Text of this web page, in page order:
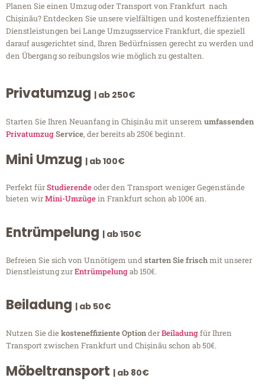
Planen Sie einen Umzug oder Transport von Frankfurt nach
Chișinău? Entdecken Sie unsere vielfältigen und kosteneffizienten
Dienstleistungen bei Lange Umzugsservice Frankfurt, die speziell
darauf ausgerichtet sind, Ihren Bedürfnissen gerecht zu werden und
den Übergang so reibungslos wie möglich zu gestalten.
Privatumzug | ab 250€
Starten Sie Ihren Neuanfang in Chișinău mit unserem umfassenden
PrivatumzugService, der bereits ab 250€ beginnt.
Mini Umzug | ab 100€
Perfekt fürStudierendeoder den Transport weniger Gegenstände
bieten wirMini-Umzügein Frankfurt schon ab 100€ an.
Entrümpelung | ab 150€
Befreien Sie sich von Unnötigem undstarten Sie frischmit unserer
Dienstleistung zurEntrümpelungab 150€.
Beiladung | ab 50€
Nutzen Sie diekosteneffiziente OptionderBeiladungfür Ihren
Transport zwischen Frankfurt und Chișinău schon ab 50€.
Möbeltransport | ab 80€